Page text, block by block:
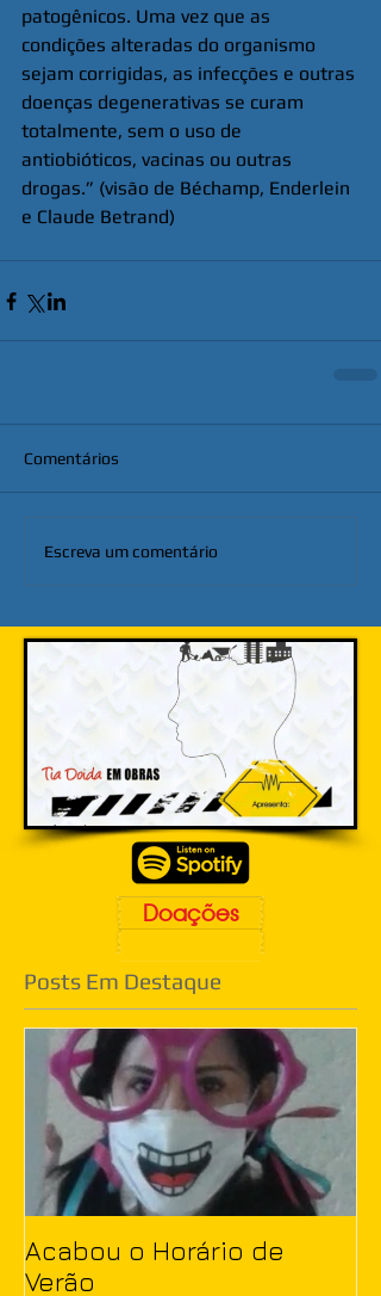
patogênicos. Uma vez que as
condições alteradas do organismo
sejam corrigidas, as infecções e outras
doenças degenerativas se curam
totalmente, sem o uso de
antiobióticos, vacinas ou outras
drogas.” (visão de Béchamp, Enderlein
e Claude Betrand)
Comentários
Escreva um comentário
Doações
Posts Em Destaque
Acabou o Horário de
Verão